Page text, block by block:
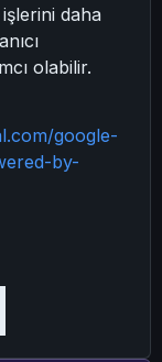
daha
olabilir.
google-
by-